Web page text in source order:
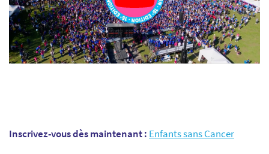
Inscrivez-vous dès maintenant : Enfants sans Cancer